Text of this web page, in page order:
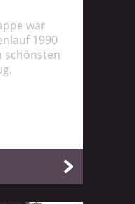
war
1990
schönsten